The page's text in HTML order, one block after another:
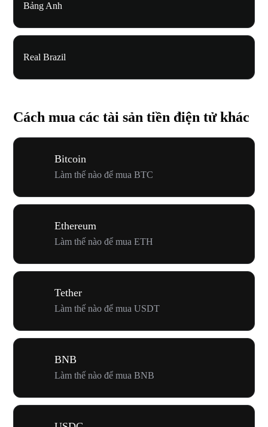
Bảng Anh
Real Brazil
Cách mua các tài sản tiền điện tử khác
Bitcoin
Làm thế nào để mua BTC
Ethereum
Làm thế nào để mua ETH
Tether
Làm thế nào để mua USDT
BNB
Làm thế nào để mua BNB